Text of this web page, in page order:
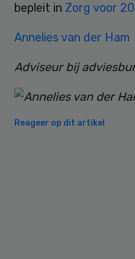
bepleit in Zorg voor
Annelies van der Ham
Adviseur bij
Reageer op dit artikel